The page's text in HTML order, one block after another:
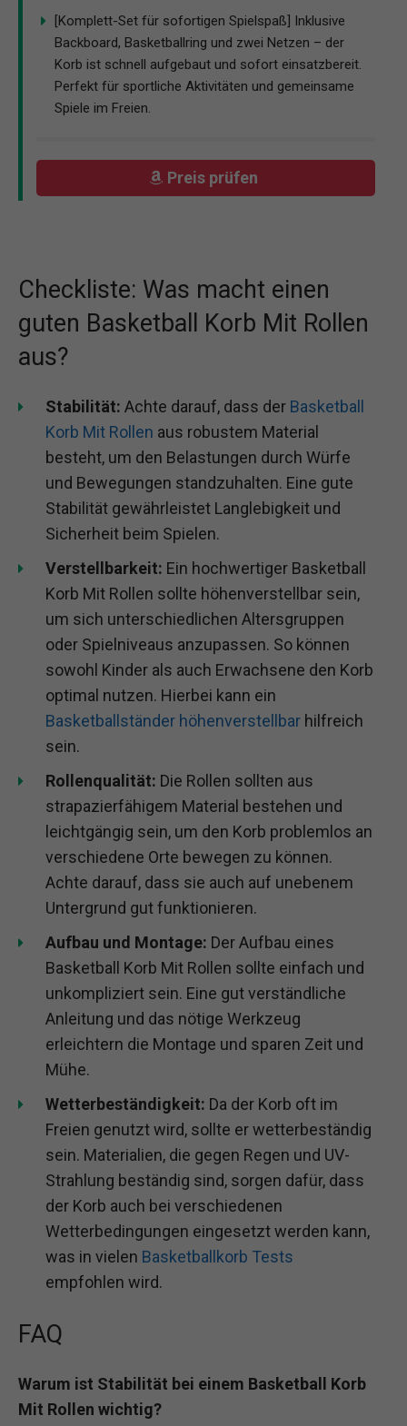
[Komplett-Set für sofortigen Spielspaß] Inklusive
Backboard, Basketballring und zwei Netzen – der
Korb ist schnell aufgebaut und sofort einsatzbereit.
Perfekt für sportliche Aktivitäten und gemeinsame
Spiele im Freien.
Preis prüfen
Checkliste: Was macht einen
guten Basketball Korb Mit Rollen
aus?
Stabilität: Achte darauf, dass der Basketball
Korb Mit Rollen aus robustem Material
besteht, um den Belastungen durch Würfe
und Bewegungen standzuhalten. Eine gute
Stabilität gewährleistet Langlebigkeit und
Sicherheit beim Spielen.
Verstellbarkeit: Ein hochwertiger Basketball
Korb Mit Rollen sollte höhenverstellbar sein,
um sich unterschiedlichen Altersgruppen
oder Spielniveaus anzupassen. So können
sowohl Kinder als auch Erwachsene den Korb
optimal nutzen. Hierbei kann ein
Basketballständer höhenverstellbar hilfreich
sein.
Rollenqualität: Die Rollen sollten aus
strapazierfähigem Material bestehen und
leichtgängig sein, um den Korb problemlos an
verschiedene Orte bewegen zu können.
Achte darauf, dass sie auch auf unebenem
Untergrund gut funktionieren.
Aufbau und Montage: Der Aufbau eines
Basketball Korb Mit Rollen sollte einfach und
unkompliziert sein. Eine gut verständliche
Anleitung und das nötige Werkzeug
erleichtern die Montage und sparen Zeit und
Mühe.
Wetterbeständigkeit: Da der Korb oft im
Freien genutzt wird, sollte er wetterbeständig
sein. Materialien, die gegen Regen und UV-
Strahlung beständig sind, sorgen dafür, dass
der Korb auch bei verschiedenen
Wetterbedingungen eingesetzt werden kann,
was in vielen Basketballkorb Tests
empfohlen wird.
FAQ
Warum ist Stabilität bei einem Basketball Korb
Mit Rollen wichtig?